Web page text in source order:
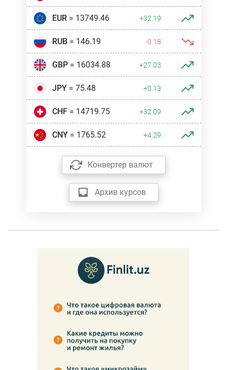
EUR= 13749.46 +32.19
RUB= 146.19 -0.18
GBP= 16034.88 +27.03
JPY= 75.48 +0.13
CHF= 14719.75 +32.09
CNY= 1765.52 +4.29
Конвертер валют
Архив курсов